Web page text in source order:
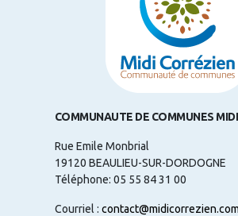
COMMUNAUTE DE COMMUNES
Rue Emile Monbrial
19120 BEAULIEU-SUR-DORDOGNE
Téléphone: 05 55 84 31 00
Courriel : contact@midicorrezien.com